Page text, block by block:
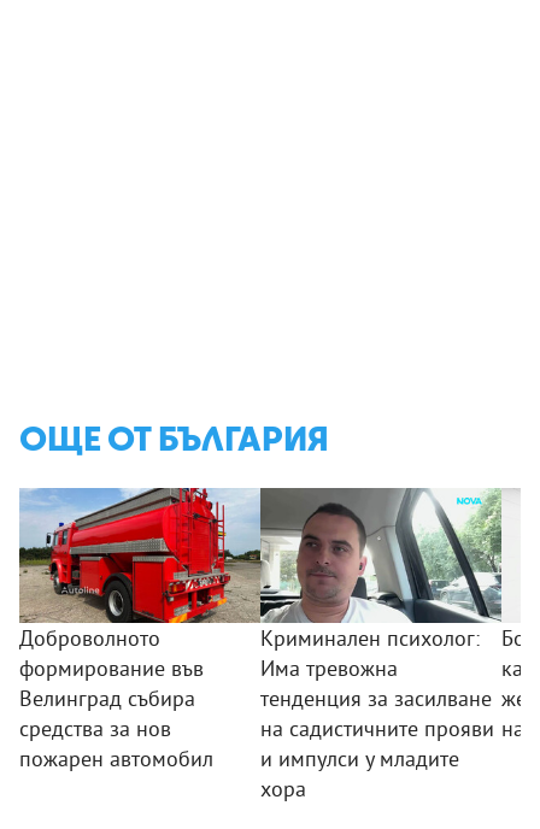
ОЩЕ ОТ БЪЛГАРИЯ
Доброволното
формирование във
Велинград събира
средства за нов
пожарен автомобил
Криминален психолог:
Има тревожна
тенденция за засилване
на садистичните прояви
и импулси у младите
хора